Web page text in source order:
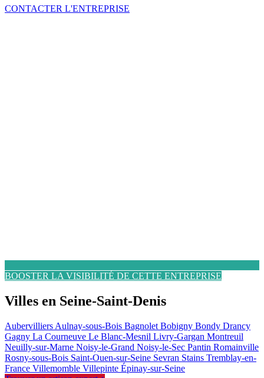
CONTACTER L'ENTREPRISE
BOOSTER LA VISIBILITÉ DE CETTE ENTREPRISE
Villes en Seine-Saint-Denis
Aubervilliers Aulnay-sous-Bois Bagnolet Bobigny Bondy Drancy
Gagny La Courneuve Le Blanc-Mesnil Livry-Gargan Montreuil
Neuilly-sur-Marne Noisy-le-Grand Noisy-le-Sec Pantin Romainville
Rosny-sous-Bois Saint-Ouen-sur-Seine Sevran Stains Tremblay-en-
France Villemomble Villepinte Épinay-sur-Seine